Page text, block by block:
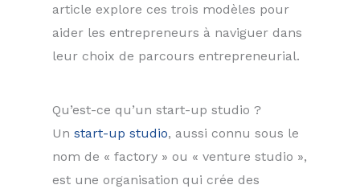
article explore ces trois modèles pour
aider les entrepreneurs à naviguer dans
leur choix de parcours entrepreneurial.
Qu’est-ce qu’un start-up studio ?
Un start-up studio, aussi connu sous le
nom de « factory » ou « venture studio »,
est une organisation qui crée des